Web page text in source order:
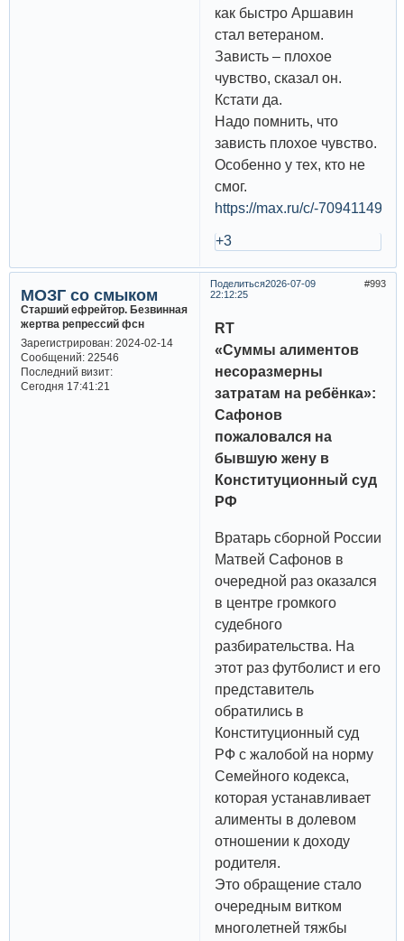
как быстро Аршавин
стал ветераном.
Зависть – плохое
чувство, сказал он.
Кстати да.
Надо помнить, что
зависть плохое чувство.
Особенно у тех, кто не
смог.
https://max.ru/c/-
+3
Поделиться 993
2026-07-09
22:12:25
МОЗГ со смыком
Старший ефрейтор. Безвинная
жертва репрессий фсн
Зарегистрирован: 2024-02-14
Сообщений:22546
Последний визит:
Сегодня 17:41:21
RT
«Суммы алиментов
несоразмерны
затратам на ребёнка»:
Сафонов
пожаловался на
бывшую жену в
Конституционный суд
РФ
Вратарь сборной России
Матвей Сафонов в
очередной раз оказался
в центре громкого
судебного
разбирательства. На
этот раз футболист и его
представитель
обратились в
Конституционный суд
РФ с жалобой на норму
Семейного кодекса,
которая устанавливает
алименты в долевом
отношении к доходу
родителя.
Это обращение стало
очередным витком
многолетней тяжбы